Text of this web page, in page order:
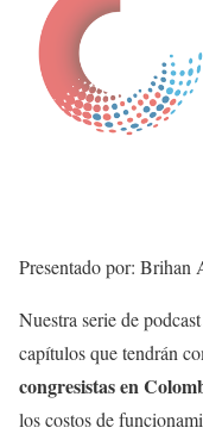
Presentado por: Brihan
Nuestra serie de
capítulos que tendrán
congresistas en
los costos de